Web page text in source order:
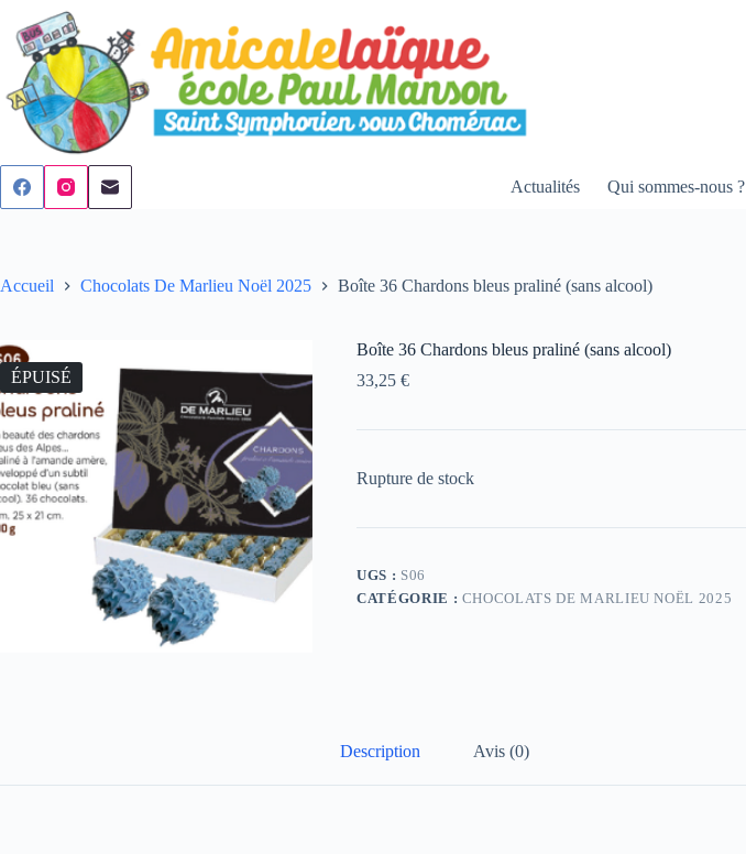
contenu
Actualités Qui sommes-nous ?
Accueil Chocolats De Marlieu Noël 2025 Boîte 36 Chardons bleus praliné (sans alcool)
ÉPUISÉ
Boîte 36 Chardons bleus praliné (sans alcool)
33,25 €
Rupture de stock
UGS : S06
CATÉGORIE : CHOCOLATS DE MARLIEU NOËL 2025
Description Avis (0)